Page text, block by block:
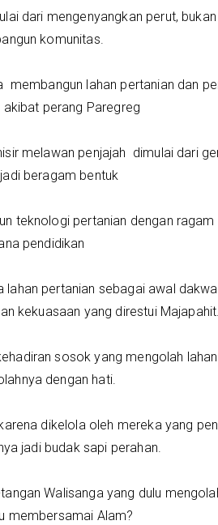
dari mengenyangkan perut,
komunitas.
membangun lahan pertanian dan
perang Paregreg
melawan penjajah dimulai dari
beragam bentuk
teknologi pertanian dengan
pendidikan
lahan pertanian sebagai awal
kekuasaan yang direstui Majapahit.
sosok yang mengolah
dengan hati.
dikelola oleh mereka yang
jadi budak sapi perahan.
Walisanga yang dulu
membersamai Alam?